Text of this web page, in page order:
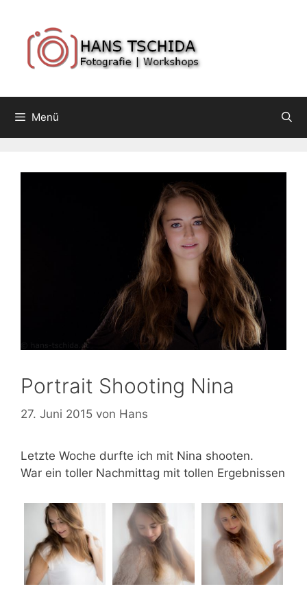
Inhalt
Menü
Portrait Shooting Nina
27. Juni 2015 von Hans
Letzte Woche durfte ich mit Nina shooten.
War ein toller Nachmittag mit tollen Ergebnissen